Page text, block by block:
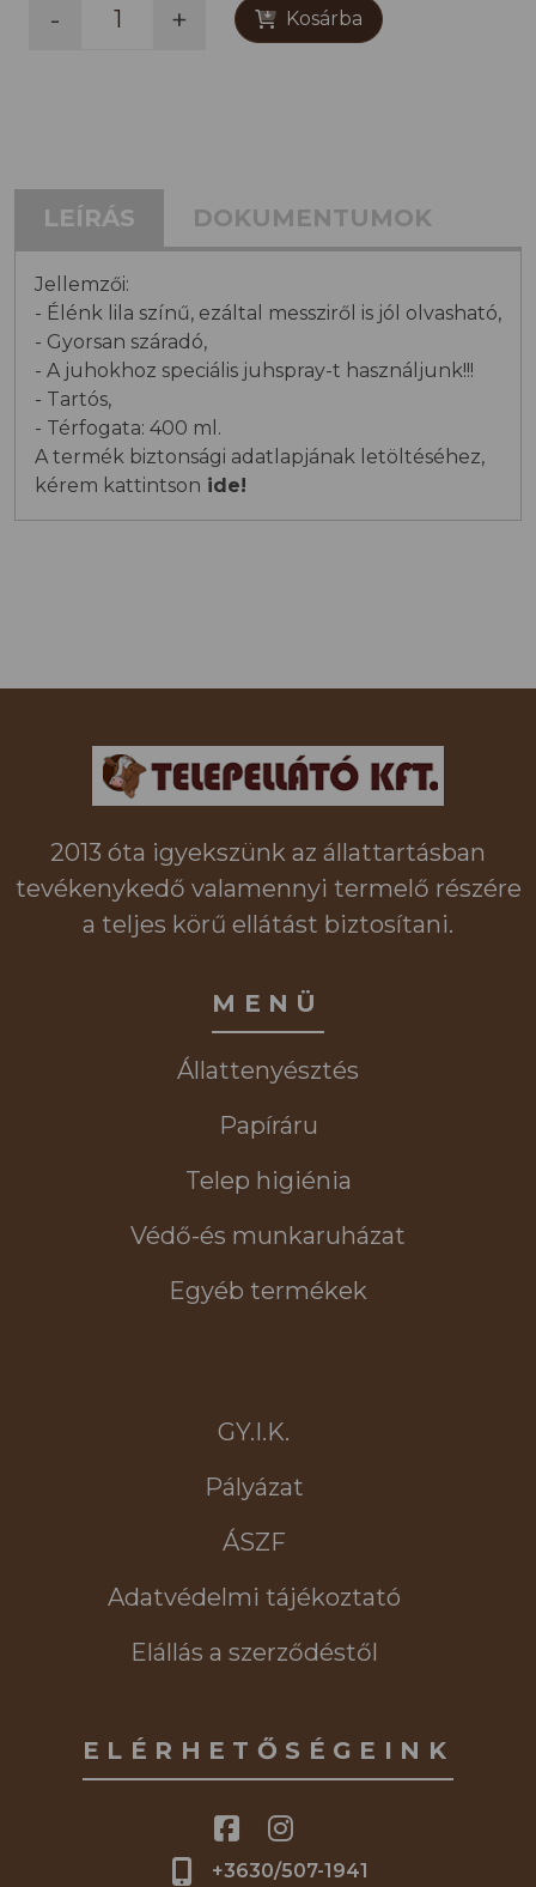
- + Kosárba
LEÍRÁS DOKUMENTUMOK
Jellemzői:
- Élénk lila színű, ezáltal messziről is jól olvasható,
- Gyorsan száradó,
- A juhokhoz speciális juhspray-t használjunk!!!
- Tartós,
- Térfogata: 400 ml.
A termék biztonsági adatlapjának letöltéséhez,
kérem kattintson ide!
2013 óta igyekszünk az állattartásban
tevékenykedő valamennyi termelő részére
a teljes körű ellátást biztosítani.
MENÜ
Állattenyésztés
Papíráru
Telep higiénia
Védő-és munkaruházat
Egyéb termékek
GY.I.K.
Pályázat
ÁSZF
Adatvédelmi tájékoztató
Elállás a szerződéstől
ELÉRHETŐSÉGEINK
+3630/507-1941